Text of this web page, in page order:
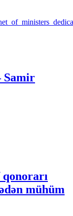
Samir
mühüm